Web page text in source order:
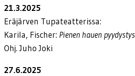
21.3.2025
Eräjärven Tupateatterissa:
Karila, Fischer: Pienen hauen pyydystys
Ohj. Juho Joki
27.6.2025